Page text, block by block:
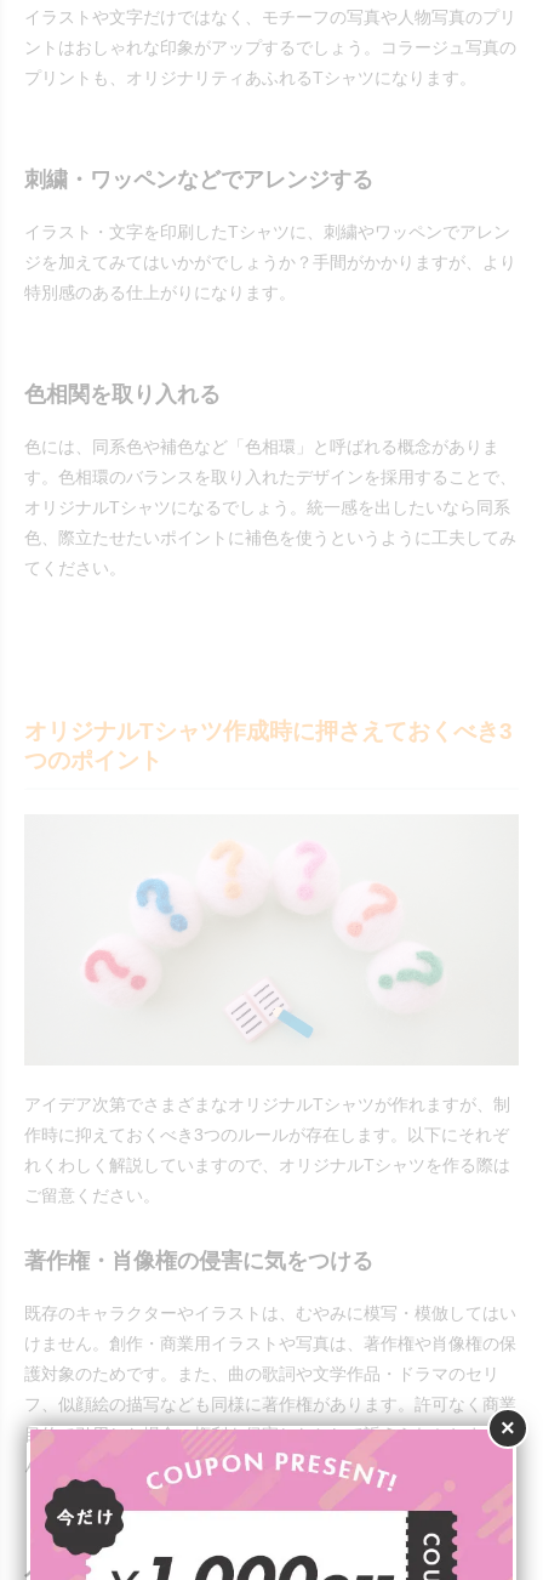
×
イラストや文字だけではなく、モチーフの写真や人物写真のプリ
ントはおしゃれな印象がアップするでしょう。コラージュ写真の
プリントも、オリジナリティあふれるTシャツになります。
刺繍・ワッペンなどでアレンジする
イラスト・文字を印刷したTシャツに、刺繍やワッペンでアレン
ジを加えてみてはいかがでしょうか？手間がかかりますが、より
特別感のある仕上がりになります。
色相関を取り入れる
色には、同系色や補色など「色相環」と呼ばれる概念がありま
す。色相環のバランスを取り入れたデザインを採用することで、
オリジナルTシャツになるでしょう。統一感を出したいなら同系
色、際立たせたいポイントに補色を使うというように工夫してみ
てください。
オリジナルTシャツ作成時に押さえておくべき3
つのポイント
アイデア次第でさまざまなオリジナルTシャツが作れますが、制
作時に抑えておくべき3つのルールが存在します。以下にそれぞ
れくわしく解説していますので、オリジナルTシャツを作る際は
ご留意ください。
著作権・肖像権の侵害に気をつける
既存のキャラクターやイラストは、むやみに模写・模倣してはい
けません。創作・商業用イラストや写真は、著作権や肖像権の保
護対象のためです。また、曲の歌詞や文学作品・ドラマのセリ
フ、似顔絵の描写なども同様に著作権があります。許可なく商業
目的で引用した場合、権利を侵害したとして訴えられかねませ
ん。
入稿データの形式や色に注意する